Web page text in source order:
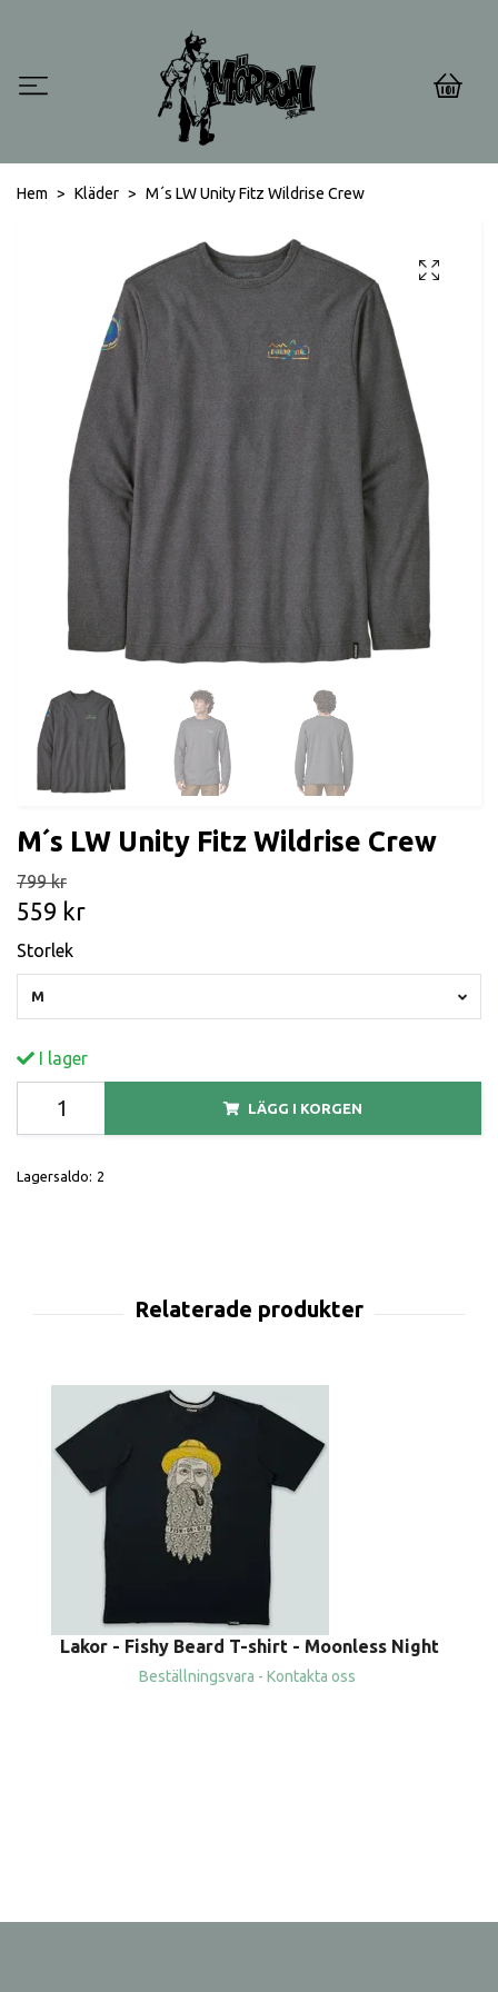
0
Hem Kläder M´s LW Unity Fitz Wildrise Crew
M´s LW Unity Fitz Wildrise Crew
799 kr
559 kr
Storlek
M
I lager
LÄGG I KORGEN
Lagersaldo: 2
Lakor - Fishy Beard T-shirt - Moonless Night
Beställningsvara - Kontakta oss